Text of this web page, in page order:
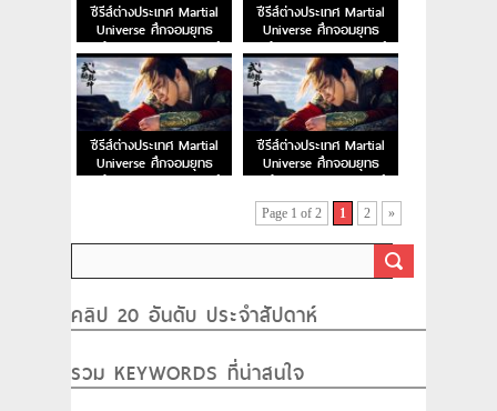
ซีรีส์ต่างประเทศ Martial
Universe ศึกจอมยุทธ
สะท้านพิภพ EP.14 พากย์
ไทย
ซีรีส์ต่างประเทศ Martial
Universe ศึกจอมยุทธ
สะท้านพิภพ EP.13 พากย์
ไทย
ซีรีส์ต่างประเทศ Martial
Universe ศึกจอมยุทธ
สะท้านพิภพ EP.12 พากย์
ซีรีส์ต่างประเทศ Martial
Universe ศึกจอมยุทธ
สะท้านพิภพ EP.11 พากย์
ไทย
Page 1 of 2 1 2 »
คลิป 20 อันดับ ประจำสัปดาห์
รวม KEYWORDS ที่น่าสนใจ